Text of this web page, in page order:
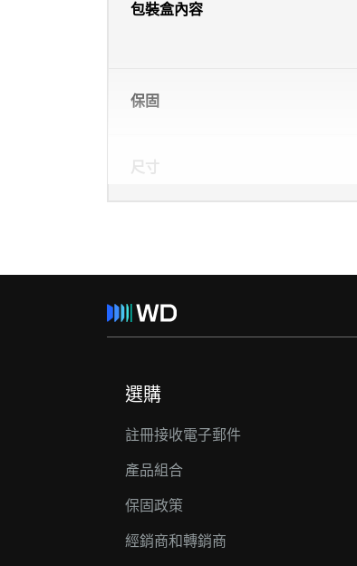
包裝盒內容
保固
尺寸
選購
註冊接收電子郵件
產品組合
保固政策
經銷商和轉銷商